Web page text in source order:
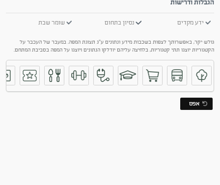
הגבלות ודרישות
ידע מקדים נסיון בתחום שומר שבת
גולש יקר, באפשרותך לצפות בשכבות מידע ונתונים ע"ג תצוגת המפה. במעבר של העכבר על
הקטגוריות יוצגו תתי קטגוריות, בלחיצה עליהם יודלקו הנתונים ויוצגו על המפה בסביבת המתחם.
אפס